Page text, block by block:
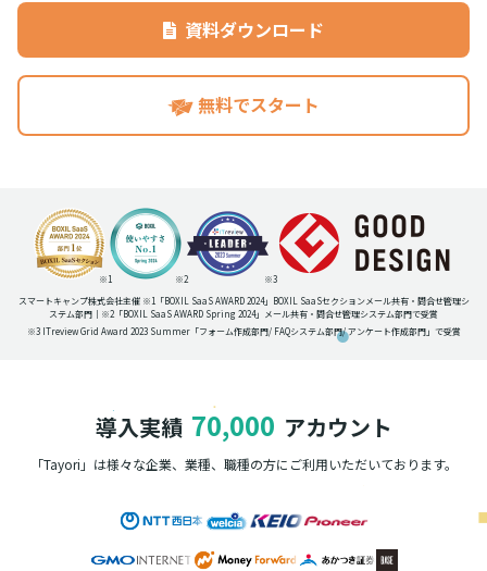
資料ダウンロード
無料でスタート
※1 ※2
※3
スマートキャンプ株式会社主催 ※1「BOXIL SaaS AWARD 2024」BOXIL SaaSセクションメール共有・問合せ管理シ
ステム部門｜※2「BOXIL SaaS AWARD Spring 2024」メール共有・問合せ管理システム部門で受賞
※3 ITreview Grid Award 2023 Summer「フォーム作成部門/ FAQシステム部門/ アンケート作成部門」 で受賞
導入実績 70,000 アカウント
「Tayori」は様々な企業、業種、職種の方に ご利用いただいております。